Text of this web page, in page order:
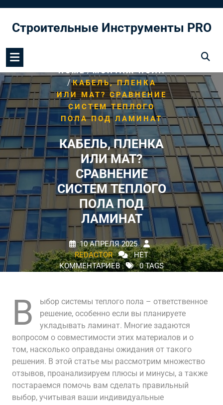
содержимому
Строительные Инструменты PRO
HOME/МОНТАЖ ПОЛА
/КАБЕЛЬ, ПЛЕНКА
ИЛИ МАТ? СРАВНЕНИЕ
СИСТЕМ ТЕПЛОГО
ПОЛА ПОД ЛАМИНАТ
КАБЕЛЬ, ПЛЕНКА
ИЛИ МАТ?
СРАВНЕНИЕ
СИСТЕМ ТЕПЛОГО
ПОЛА ПОД
ЛАМИНАТ
10 АПРЕЛЯ 2025
REDACTOR
НЕТ
КОММЕНТАРИЕВ
0 TAGS
В
ыбор системы теплого пола – ответственное
решение, особенно если вы планируете
укладывать ламинат. Многие задаются
вопросом о совместимости этих материалов и о
том, насколько оправданы ожидания от такого
решения. В этой статье мы рассмотрим множество
отзывов, проанализируем плюсы и минусы, а также
постараемся помочь вам сделать правильный
выбор, учитывая ваши индивидуальные